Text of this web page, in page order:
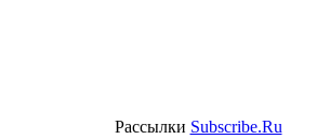
Рассылки Subscribe.Ru